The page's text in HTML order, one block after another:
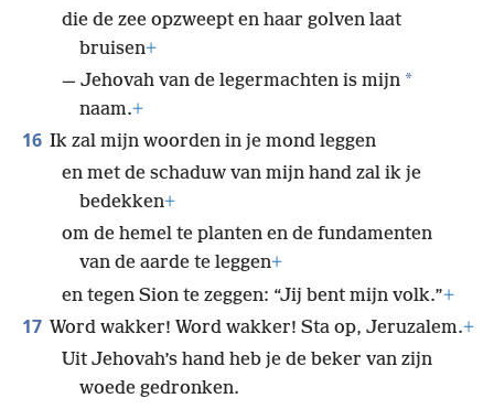
die de zee opzweept en haar golven laat
bruisen+
— Jehovah van de legermachten is mijn *
naam.+
16 Ik zal mijn woorden in je mond leggen
en met de schaduw van mijn hand zal ik je
bedekken+
om de hemel te planten en de fundamenten
van de aarde te leggen+
en tegen Sion te zeggen: “Jij bent mijn volk.”+
17 Word wakker! Word wakker! Sta op, Jeruzalem.+
Uit Jehovah’s hand heb je de beker van zijn
woede gedronken.